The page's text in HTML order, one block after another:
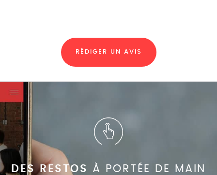
RÉDIGER UN AVIS
DES RESTOS À PORTÉE DE MAIN